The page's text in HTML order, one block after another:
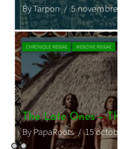
2021
REGGAE
– The Fourth Quarter
octobre 2021